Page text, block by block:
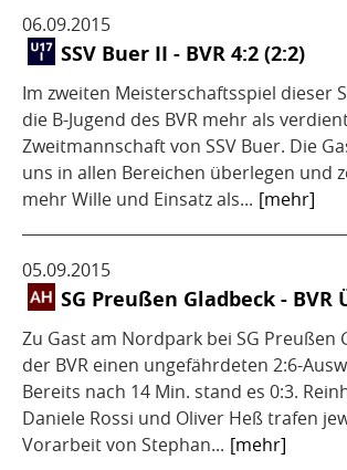
06.09.2015
SSV Buer II - BVR 4:2 (2:2)
Im zweiten Meisterschaftsspiel dieser
die B-Jugend des BVR mehr als
Zweitmannschaft von SSV Buer. Die
uns in allen Bereichen überlegen und
mehr Wille und Einsatz als... [mehr]
05.09.2015
SG Preußen Gladbeck - BVR
Zu Gast am Nordpark bei SG Preußen
der BVR einen ungefährdeten 2:6-
Bereits nach 14 Min. stand es 0:3.
Daniele Rossi und Oliver Heß trafen
Vorarbeit von Stephan... [mehr]